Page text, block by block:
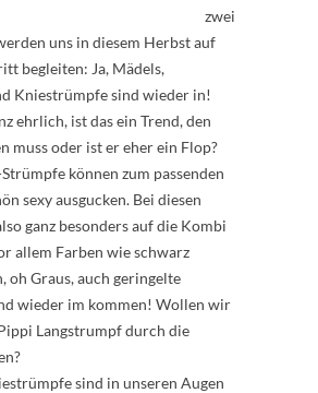
zwei
uns in diesem Herbst auf
begleiten: Ja, Mädels,
Kniestrümpfe sind wieder in!
ehrlich, ist das ein Trend, den
muss oder ist er eher ein Flop?
können zum passenden
sexy ausgucken. Bei diesen
ganz besonders auf die Kombi
allem Farben wie schwarz
oh Graus, auch geringelte
wieder im kommen! Wollen wir
Langstrumpf durch die
sind in unseren Augen